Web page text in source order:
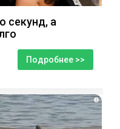
секунд, а
Подробнее >>
i